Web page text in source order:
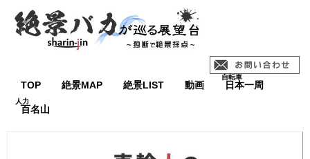
TOP 絶景MAP 絶景LIST 動画 日本一周
百名山